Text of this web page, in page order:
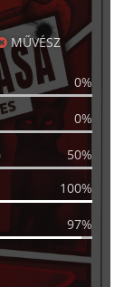
MŰVÉSZ
0%
0%
50%
100%
97%